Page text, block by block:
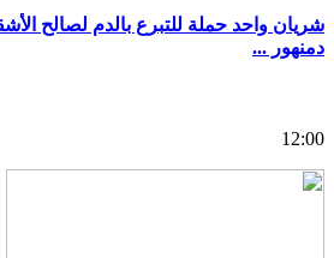
شريان واحد حملة للتبرع بالدم لصالح
دمنهور ...
12:00